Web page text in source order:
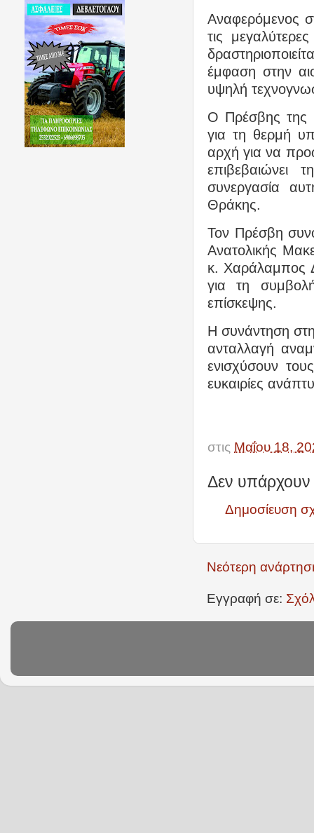
Αναφερόμενος
τις
έμφαση στην
υψηλή
Ο Πρέσβης της
για τη θερμή
αρχή για να
επιβεβαιώνει
συνεργασία
Θράκης.
Τον Πρέσβη
Ανατολικής
κ. Χαράλαμπος
για τη
επίσκεψης.
Η συνάντηση
ανταλλαγή
ενισχύσουν
ευκαιρίες
στις Μαΐου 18,
Δεν υπάρχουν
Δημοσίευση
Νεότερη
Εγγραφή σε: